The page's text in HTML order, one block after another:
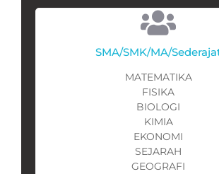
SMA/SMK/MA/
MATEMATIKA
FISIKA
BIOLOGI
KIMIA
EKONOMI
SEJARAH
GEOGRAFI